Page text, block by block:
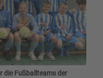
die Fußballteams der